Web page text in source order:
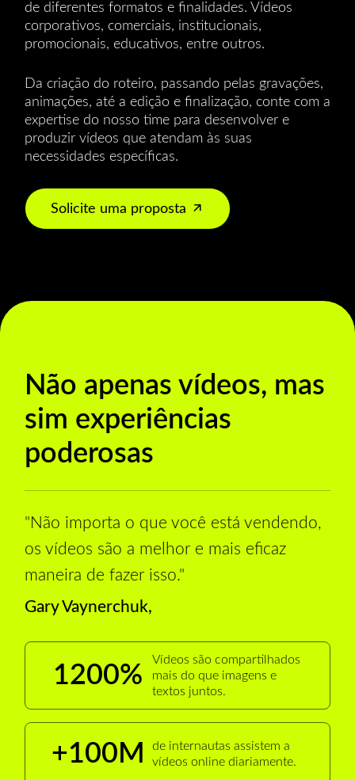
de diferentes formatos e finalidades. Vídeos
corporativos, comerciais, institucionais,
promocionais, educativos, entre outros.
Da criação do roteiro, passando pelas gravações,
animações, até a edição e finalização, conte com a
expertise do nosso time para desenvolver e
produzir vídeos que atendam às suas
necessidades específicas.
Solicite uma proposta
Não apenas vídeos, mas
sim experiências
poderosas
"Não importa o que você está vendendo,
os vídeos são a melhor e mais eficaz
maneira de fazer isso."
Gary Vaynerchuk,
1200%
Vídeos são compartilhados
mais do que imagens e
textos juntos.
+100M
de internautas assistem a
vídeos online diariamente.